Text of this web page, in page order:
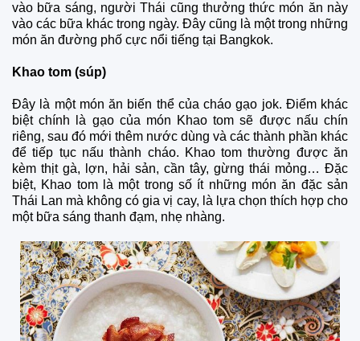
vào bữa sáng, người Thái cũng thưởng thức món ăn này
vào các bữa khác trong ngày. Đây cũng là một trong những
món ăn đường phố cực nổi tiếng tại Bangkok.
Khao tom (súp)
Đây là một món ăn biến thể của cháo gạo jok. Điểm khác
biệt chính là gạo của món Khao tom sẽ được nấu chín
riêng, sau đó mới thêm nước dùng và các thành phần khác
để tiếp tục nấu thành cháo. Khao tom thường được ăn
kèm thịt gà, lợn, hải sản, cần tây, gừng thái mỏng… Đặc
biệt, Khao tom là một trong số ít những món ăn đặc sản
Thái Lan mà không có gia vị cay, là lựa chọn thích hợp cho
một bữa sáng thanh đạm, nhẹ nhàng.